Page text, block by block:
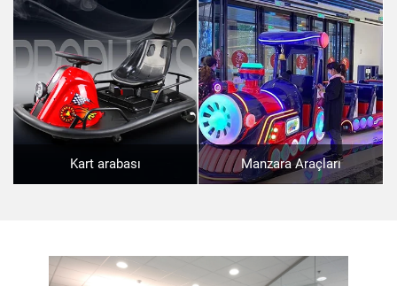
Kart arabası Manzara Araçları